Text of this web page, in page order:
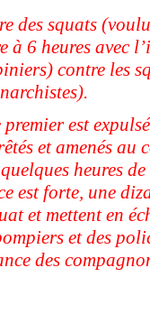
des squats
à 6 heures avec l’
contre les
est
et amenés au
heures
est forte, une
et mettent en
et des
des